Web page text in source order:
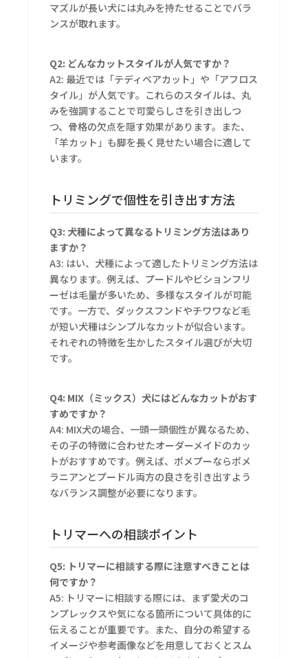
マズルが長い犬には丸みを持たせることでバラ
ンスが取れます。
Q2: どんなカットスタイルが人気ですか？
A2: 最近では「テディベアカット」や「アフロス
タイル」が人気です。これらのスタイルは、丸
みを強調することで可愛らしさを引き出しつ
つ、骨格の欠点を隠す効果があります。また、
「羊カット」も脚を長く見せたい場合に適して
います。
トリミングで個性を引き出す方法
Q3: 犬種によって異なるトリミング方法はあり
ますか？
A3: はい、犬種によって適したトリミング方法は
異なります。例えば、プードルやビションフリ
ーゼは毛量が多いため、多様なスタイルが可能
です。一方で、ダックスフンドやチワワなど毛
が短い犬種はシンプルなカットが似合います。
それぞれの特徴を生かしたスタイル選びが大切
です。
Q4: MIX（ミックス）犬にはどんなカットがおす
すめですか？
A4: MIX犬の場合、一頭一頭個性が異なるため、
その子の特徴に合わせたオーダーメイドのカッ
トがおすすめです。例えば、ポメプーならポメ
ラニアンとプードル両方の良さを引き出すよう
なバランス調整が必要になります。
トリマーへの相談ポイント
Q5: トリマーに相談する際に注意すべきことは
何ですか？
A5: トリマーに相談する際には、まず愛犬のコ
ンプレックスや気になる箇所について具体的に
伝えることが重要です。また、自分の希望する
イメージや参考画像などを用意しておくとスム